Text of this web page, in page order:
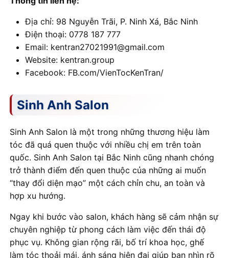
Địa chỉ: 98 Nguyễn Trãi, P. Ninh Xá, Bắc Ninh
Điện thoại: 0778 187 777
Email: kentran27021991@gmail.com
Website: kentran.group
Facebook: FB.com/VienTocKenTran/
Sinh Anh Salon
Sinh Anh Salon là một trong những thương hiệu làm
tóc đã quá quen thuộc với nhiều chị em trên toàn
quốc. Sinh Anh Salon tại Bắc Ninh cũng nhanh chóng
trở thành điểm đến quen thuộc của những ai muốn
“thay đổi diện mạo” một cách chỉn chu, an toàn và
hợp xu hướng.
Ngay khi bước vào salon, khách hàng sẽ cảm nhận sự
chuyên nghiệp từ phong cách làm việc đến thái độ
phục vụ. Không gian rộng rãi, bố trí khoa học, ghế
làm tóc thoải mái, ánh sáng hiện đại giúp bạn nhìn rõ